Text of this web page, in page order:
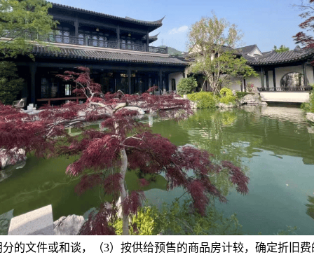
的文件或和谈，（3）按供给预售的商品房计较，确定折旧